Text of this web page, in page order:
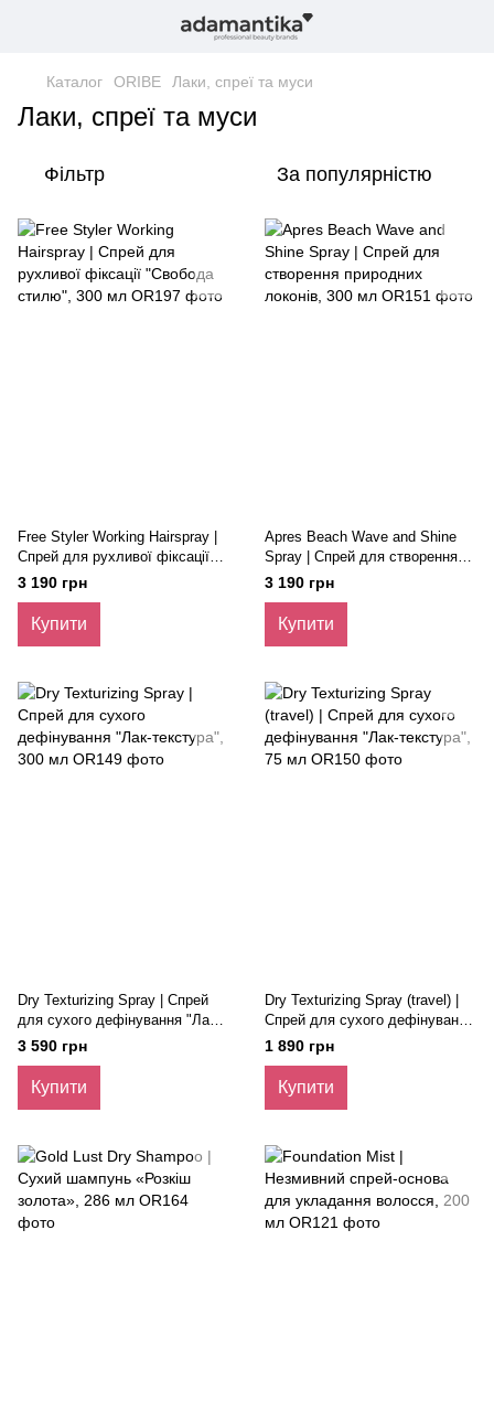
Каталог ORIBE Лаки, спреї та муси
Лаки, спреї та муси
Фільтр За популярністю
Free Styler Working Hairspray |
Спрей для рухливої фіксації
"Свобода стилю", 300 мл
3 190 грн
Купити
Apres Beach Wave and Shine
Spray | Спрей для створення
природних локонів, 300 мл
3 190 грн
Купити
Dry Texturizing Spray | Спрей
для сухого дефінування "Лак-
текстура", 300 мл
3 590 грн
Купити
Dry Texturizing Spray (travel) |
Спрей для сухого дефінування
"Лак-текстура", 75 мл
1 890 грн
Купити